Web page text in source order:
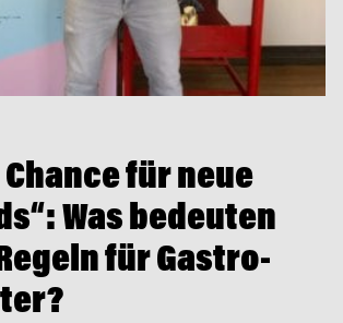
für neue
Was bedeuten
für Gastro-